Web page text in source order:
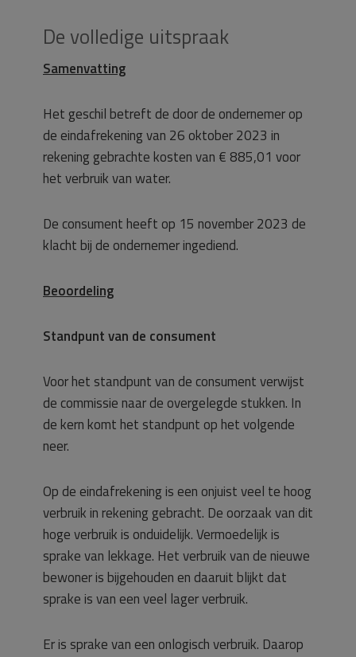
De volledige uitspraak
Samenvatting
Het geschil betreft de door de ondernemer op
de eindafrekening van 26 oktober 2023 in
rekening gebrachte kosten van € 885,01 voor
het verbruik van water.
De consument heeft op 15 november 2023 de
klacht bij de ondernemer ingediend.
Beoordeling
Standpunt van de consument
Voor het standpunt van de consument verwijst
de commissie naar de overgelegde stukken. In
de kern komt het standpunt op het volgende
neer.
Op de eindafrekening is een onjuist veel te hoog
verbruik in rekening gebracht. De oorzaak van dit
hoge verbruik is onduidelijk. Vermoedelijk is
sprake van lekkage. Het verbruik van de nieuwe
bewoner is bijgehouden en daaruit blijkt dat
sprake is van een veel lager verbruik.
Er is sprake van een onlogisch verbruik. Daarop